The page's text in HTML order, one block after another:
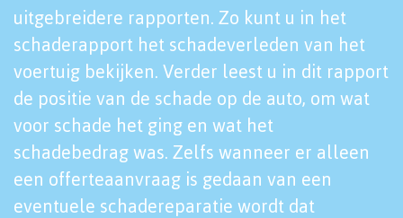
uitgebreidere rapporten. Zo kunt u in het
schaderapport het schadeverleden van het
voertuig bekijken. Verder leest u in dit rapport
de positie van de schade op de auto, om wat
voor schade het ging en wat het
schadebedrag was. Zelfs wanneer er alleen
een offerteaanvraag is gedaan van een
eventuele schadereparatie wordt dat